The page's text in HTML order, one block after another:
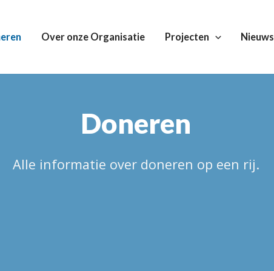
Over onze Organisatie Projecten Nieuws
Doneren
Alle informatie over doneren op een rij.